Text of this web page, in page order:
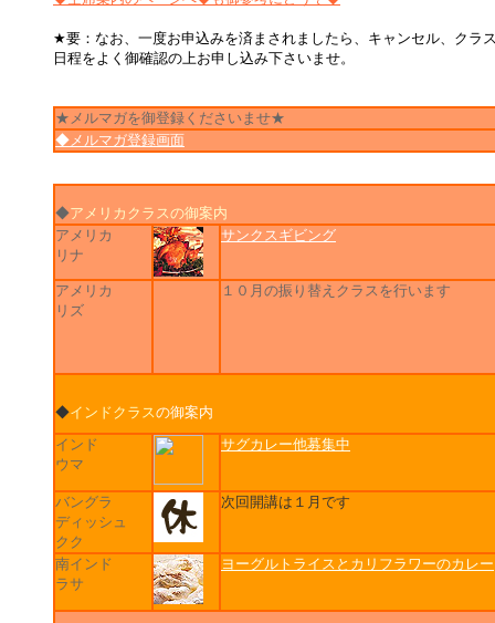
★要：なお、一度お申込みを済まされましたら、キャンセル、クラ
日程をよく御確認の上お申し込み下さいませ。
★メルマガを御登録くださいませ★
◆メルマガ登録画面
◆アメリカクラスの御案内
アメリカ
リナ
サンクスギビング
アメリカ
リズ
１０月の振り替えクラスを行います
◆インドクラスの御案内
インド
ウマ
サグカレー他募集中
バングラ
ディッシュ
クク
次回開講は１月です
南インド
ラサ
ヨーグルトライスとカリフラワーのカレー